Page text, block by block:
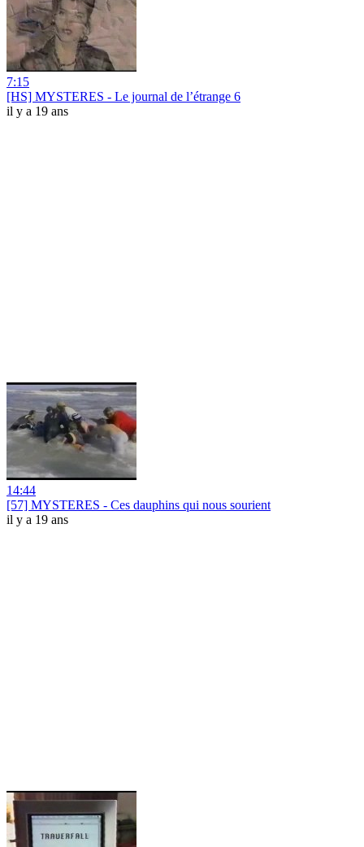
7:15
[HS] MYSTERES - Le journal de l’étrange 6
il y a 19 ans
14:44
[57] MYSTERES - Ces dauphins qui nous sourient
il y a 19 ans